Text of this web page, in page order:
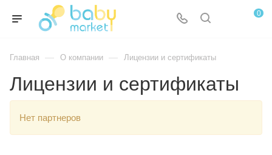
0
Главная — О компании — Лицензии и сертификаты
Лицензии и сертификаты
Нет партнеров